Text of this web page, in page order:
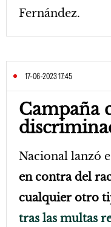
Fernández.
17-06-2023 17:45
Campaña
Nacional lanzó
en contra del
cualquier otro
tras las multas